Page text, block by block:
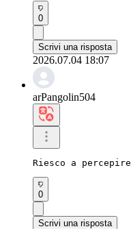
0
Scrivi una risposta
2026.07.04 18:07
arPangolin504
Riesco a
0
Scrivi una risposta